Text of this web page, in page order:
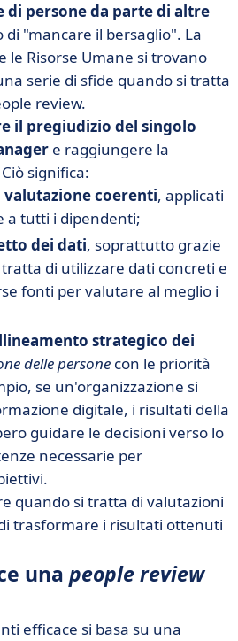
di persone da parte di altre
di "mancare il bersaglio". La
le Risorse Umane si trovano
serie di sfide quando si tratta
review.
il pregiudizio del singolo
e raggiungere la
significa:
coerenti, applicati
a tutti i dipendenti;
dei dati, soprattutto grazie
di utilizzare dati concreti e
fonti per valutare al meglio i
strategico dei
delle persone con le priorità
se un'organizzazione si
digitale, i risultati della
guidare le decisioni verso lo
necessarie per
quando si tratta di valutazioni
trasformare i risultati ottenuti
una people review
efficace si basa su una